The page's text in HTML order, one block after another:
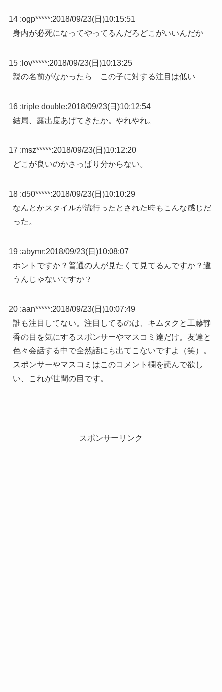
14 :ogp*****:2018/09/23(日)10:15:51
身内が必死になってやってるんだろどこがいいんだか
15 : lov*****:2018/09/23(日)10:13:25
親の名前がなかったら この子に対する注目は低い
16 :triple double:2018/09/23(日)10:12:54
結局、露出度あげてきたか。やれやれ。
17 :msz*****:2018/09/23(日)10:12:20
どこが良いのかさっぱり分からない。
18 :d50*****:2018/09/23(日)10:10:29
なんとかスタイルが流行ったとされた時もこんな感じだ
った。
19 :abymr:2018/09/23(日)10:08:07
ホントですか？普通の人が見たくて見てるんですか？違
うんじゃないですか？
20 :aan*****:2018/09/23(日)10:07:49
誰も注目してない。注目してるのは、キムタクと工藤静
香の目を気にするスポンサーやマスコミ達だけ。友達と
色々会話する中で全然話にも出てこないですよ（笑）。
スポンサーやマスコミはこのコメント欄を読んで欲し
い、これが世間の目です。
スポンサーリンク